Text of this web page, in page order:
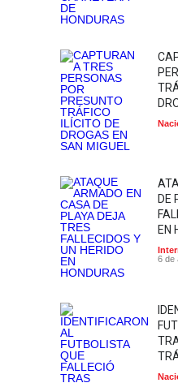
DE
EN
6 de